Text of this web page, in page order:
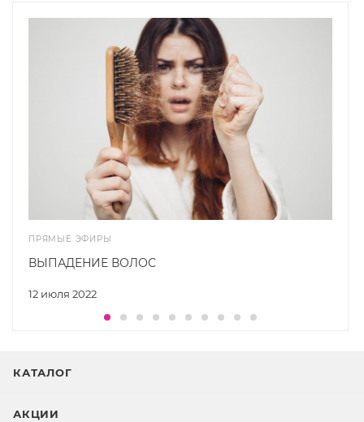
ПРЯМЫЕ ЭФИРЫ
12 июля 2022
ВЫПАДЕНИЕ ВОЛОС
КАТАЛОГ
АКЦИИ